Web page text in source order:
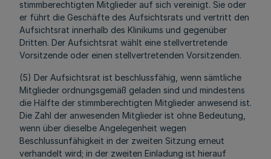
stimmberechtigten Mitglieder auf sich vereinigt. Sie oder
er führt die Geschäfte des Aufsichtsrats und vertritt den
Aufsichtsrat innerhalb des Klinikums und gegenüber
Dritten. Der Aufsichtsrat wählt eine stellvertretende
Vorsitzende oder einen stellvertretenden Vorsitzenden.
(5) Der Aufsichtsrat ist beschlussfähig, wenn sämtliche
Mitglieder ordnungsgemäß geladen sind und mindestens
die Hälfte der stimmberechtigten Mitglieder anwesend ist.
Die Zahl der anwesenden Mitglieder ist ohne Bedeutung,
wenn über dieselbe Angelegenheit wegen
Beschlussunfähigkeit in der zweiten Sitzung erneut
verhandelt wird; in der zweiten Einladung ist hierauf